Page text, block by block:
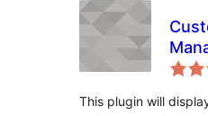
This plugin will